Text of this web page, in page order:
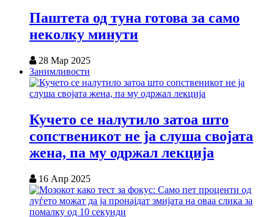
Паштета од туна готова за само
неколку минути
28 Мар 2025
Занимливости
Кучето се налутило затоа што
сопственикот не ја слуша својата
жена, па му одржал лекција
16 Апр 2025